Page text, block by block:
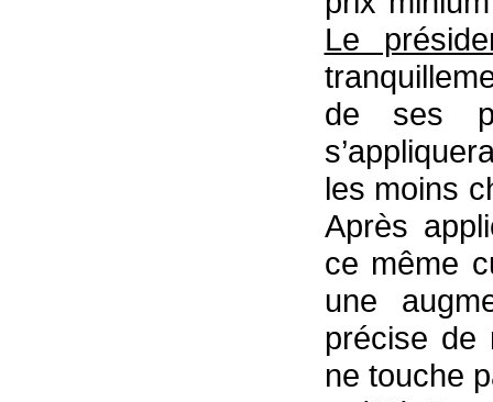
Le
de ses
les moins
Après
ce même
une
précise de
ne touche